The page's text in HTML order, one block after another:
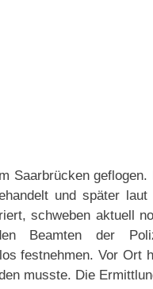
Saarbrücken
und später
schweben aktuell
Beamten der
festnehmen. Vor Ort
musste. Die